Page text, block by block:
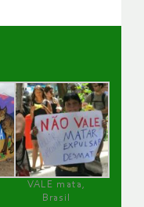
VALE mata,
Brasil